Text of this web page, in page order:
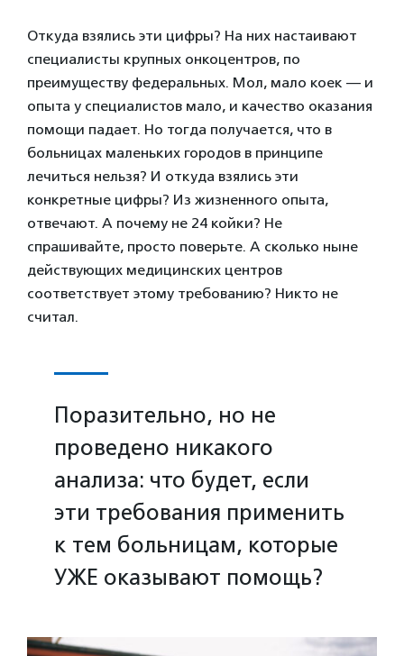
Откуда взялись эти цифры? На них настаивают
специалисты крупных онкоцентров, по
преимуществу федеральных. Мол, мало коек — и
опыта у специалистов мало, и качество оказания
помощи падает. Но тогда получается, что в
больницах маленьких городов в принципе
лечиться нельзя? И откуда взялись эти
конкретные цифры? Из жизненного опыта,
отвечают. А почему не 24 койки? Не
спрашивайте, просто поверьте. А сколько ныне
действующих медицинских центров
соответствует этому требованию? Никто не
считал.
Поразительно, но не
проведено никакого
анализа: что будет, если
эти требования применить
к тем больницам, которые
УЖЕ оказывают помощь?